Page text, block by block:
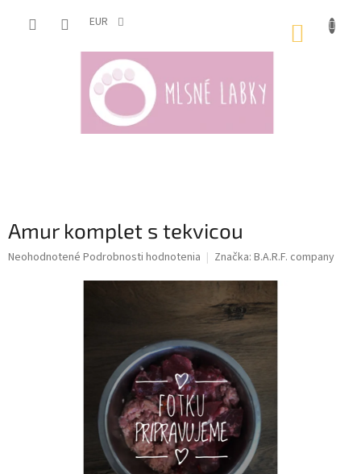
EUR
Amur komplet s tekvicou
Priemerné
Neohodnotené Podrobnosti hodnotenia Značka: B.A.R.F. company